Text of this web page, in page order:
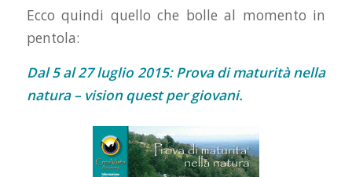
Ecco quindi quello che bolle al momento in
pentola:
Dal 5 al 27 luglio 2015: Prova di maturità nella
natura – vision quest per giovani.